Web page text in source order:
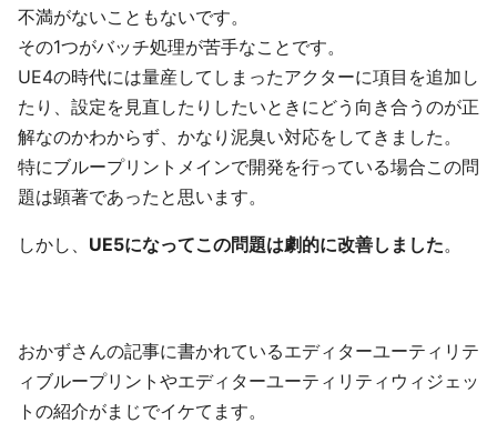
不満がないこともないです。
その1つがバッチ処理が苦手なことです。
UE4の時代には量産してしまったアクターに項目を追加し
たり、設定を見直したりしたいときにどう向き合うのが正
解なのかわからず、かなり泥臭い対応をしてきました。
特にブループリントメインで開発を行っている場合この問
題は顕著であったと思います。
しかし、 UE5になってこの問題は劇的に改善しました。
おかずさんの記事に書かれているエディターユーティリテ
ィブループリントやエディターユーティリティウィジェッ
トの紹介がまじでイケてます。